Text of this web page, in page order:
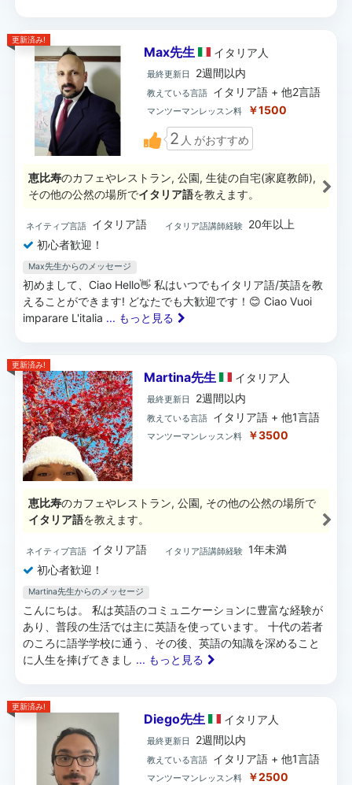
更新済み!
Max先生 イタリア 人
最終更新日 2週間以内
教えている言語 イタリア語 + 他2言語
マンツーマンレッスン料 ￥1500
2 人 がおすすめ
恵比寿のカフェやレストラン, 公園, 生徒の自宅(家庭教師),
その他の公然の場所でイタリア語を教えます。
ネイティブ言語 イタリア語 イタリア語講師経験
20年以上
初心者歓迎！
Max先生からのメッセージ
初めまして、Ciao Hello👋 私はいつでもイタリア語/英語を教
えることができます! どなたでも大歓迎です！😊 Ciao Vuoi
imparare L'italia ... もっと見る
更新済み!
Martina先生 イタリア 人
最終更新日 2週間以内
教えている言語 イタリア語 + 他1言語
マンツーマンレッスン料 ￥3500
恵比寿のカフェやレストラン, 公園, その他の公然の場所で
イタリア語を教えます。
ネイティブ言語 イタリア語 イタリア語講師経験 1年未満
初心者歓迎！
Martina先生からのメッセージ
こんにちは。 私は英語のコミュニケーションに豊富な経験が
あり、普段の生活では主に英語を使っています。 十代の若者
のころに語学学校に通う、その後、英語の知識を深めること
に人生を捧げてきまし ... もっと見る
更新済み!
Diego先生 イタリア 人
最終更新日 2週間以内
教えている言語 イタリア語 + 他1言語
マンツーマンレッスン料 ￥2500